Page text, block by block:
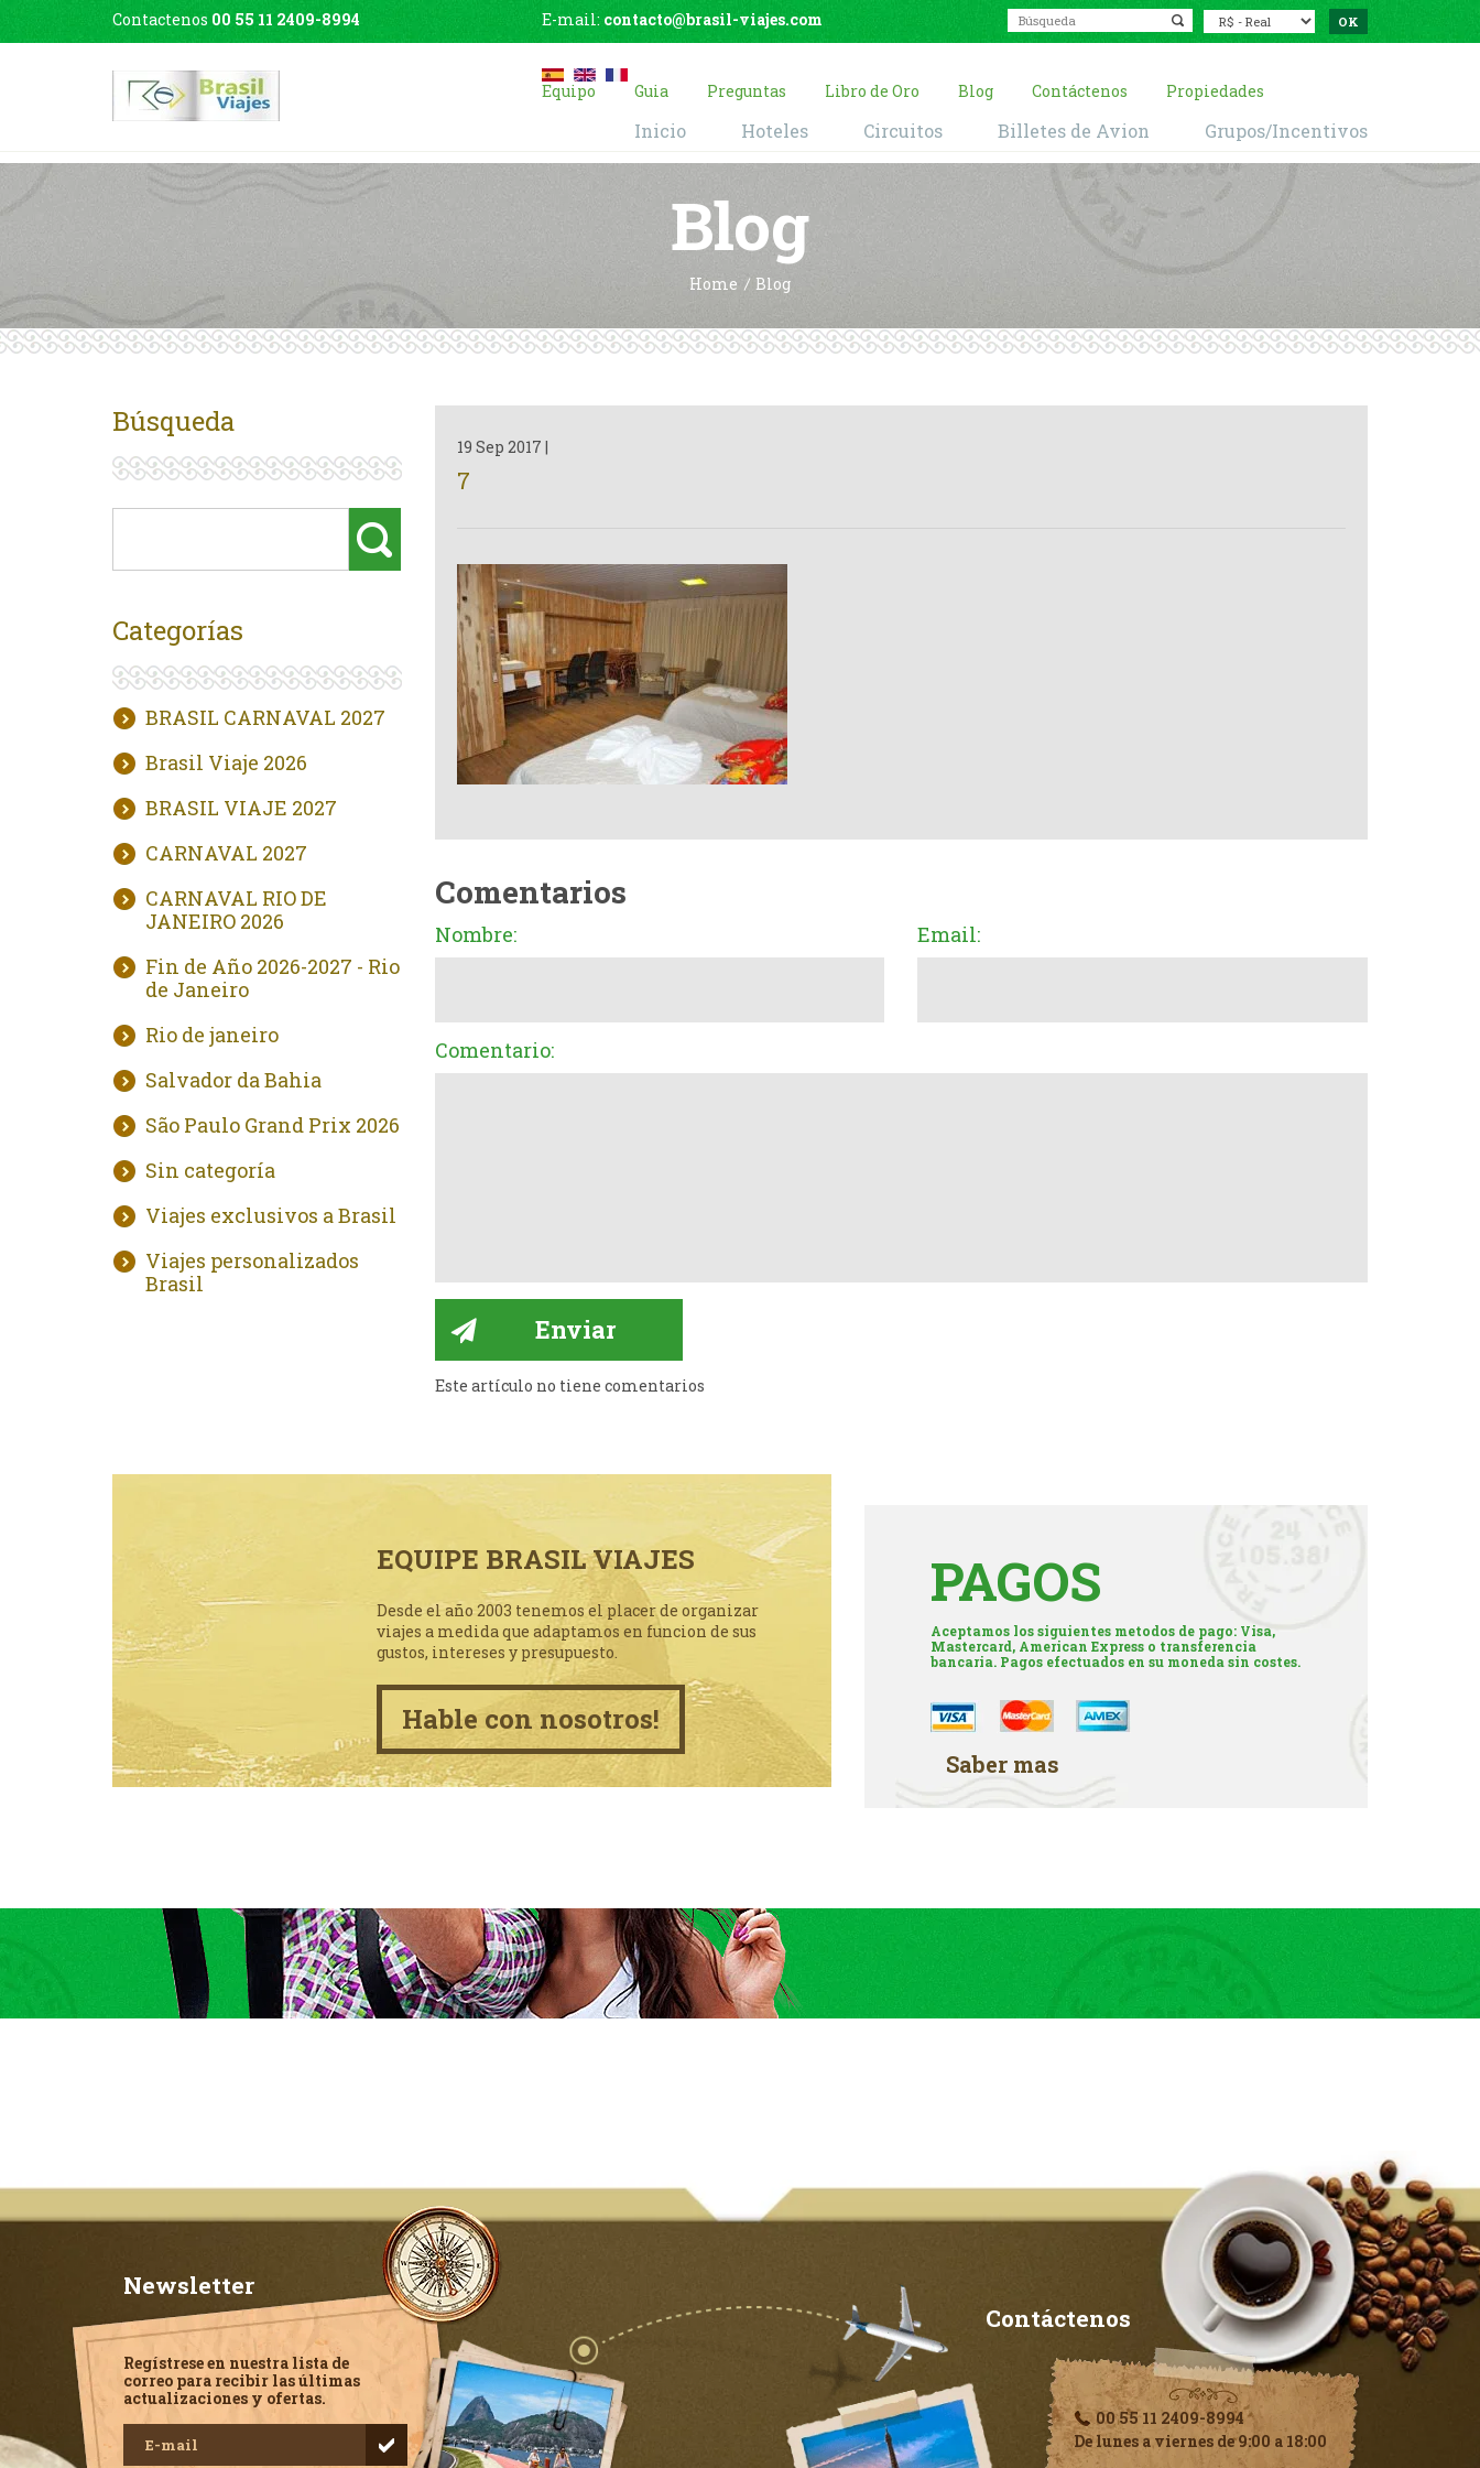
Contactenos 00 55 11 2409-8994 E-mail: contacto@brasil-viajes.com
Equipo Guia Preguntas Libro de Oro Blog Contáctenos Propiedades
Inicio Hoteles Circuitos Billetes de Avion Grupos/Incentivos
Blog
Home Blog
Búsqueda
Categorías
BRASIL CARNAVAL 2027
Brasil Viaje 2026
BRASIL VIAJE 2027
CARNAVAL 2027
CARNAVAL RIO DE
JANEIRO 2026
Fin de Año 2026-2027 - Rio
de Janeiro
Rio de janeiro
Salvador da Bahia
São Paulo Grand Prix 2026
Sin categoría
Viajes exclusivos a Brasil
Viajes personalizados
Brasil
19 Sep 2017 |
7
Comentarios
Nombre: Email:
Comentario:
Este artículo no tiene comentarios
EQUIPE BRASIL VIAJES
Desde el año 2003 tenemos el placer de organizar
viajes a medida que adaptamos en funcion de sus
gustos, intereses y presupuesto.
Hable con nosotros!
PAGOS
Aceptamos los siguientes metodos de pago: Visa,
Mastercard, American Express o transferencia
bancaria. Pagos efectuados en su moneda sin costes.
Saber mas
Newsletter
Regístrese en nuestra lista de
correo para recibir las últimas
actualizaciones y ofertas.
Contáctenos
00 55 11 2409-8994
De lunes a viernes de 9:00 a 18:00